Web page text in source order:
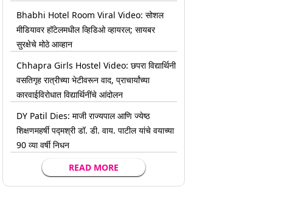
Bhabhi Hotel Room Viral Video: सोशल
मीडियावर हॉटेलमधील व्हिडिओ व्हायरल; सायबर
सुरक्षेचे मोठे आव्हान
Chhapra Girls Hostel Video: छपरा विद्यार्थिनी
वसतिगृह रात्रीच्या भेटीवरून वाद, प्राचार्यांच्या
कारवाईविरोधात विद्यार्थिनींचे आंदोलन
DY Patil Dies: माजी राज्यपाल आणि ज्येष्ठ
शिक्षणमहर्षी पद्मश्री डॉ. डी. वाय. पाटील यांचे वयाच्या
90 व्या वर्षी निधन
READ MORE